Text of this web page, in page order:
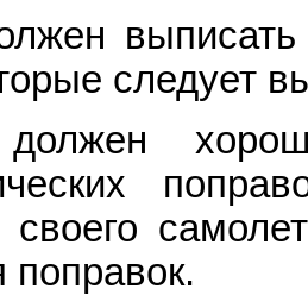
следует
поправок.